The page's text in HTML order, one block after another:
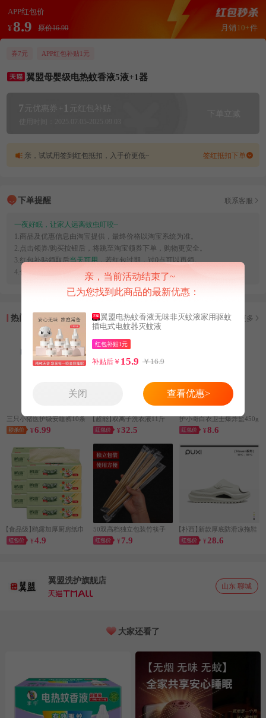
APP红包价
¥ 8.9 原价16.90 月销 10+件
券7元 APP红包补贴1元
翼盟母婴级电热蚊香液5液+1器
7 元优惠券 + 1 元红包补贴
亲，试试用签到红包抵扣，入手价更低~ 签红抵扣下单
下单提醒 联系客服
一夜好眠，让家人远离蚊虫叮咬~
1.商品及优惠信息由淘宝提供，最终价格以淘宝系统为准。
2.点击领券/购买按钮后，将跳至淘宝领券下单，购物更安全。
3.红包补贴领取后当天可用，若红包过期，过0点可以再领。
4.优惠券和红包补贴可以多领啦，查看多领/多拍方法>>
热门推荐 查看更多
三只小猪医护级安睡裤10条
¥6.99
【超能】双离子洗衣液11斤
¥32.5
护小哥白衣卫士爆炸盐450g
¥8.6
【食品级】鸥露加厚厨房纸巾
60抽×3包
¥4.9
50双高档独立包装竹筷子
¥ 7.9
【朴西】新款厚底防滑凉拖鞋
¥ 28.6
翼盟洗护旗舰店
山东 聊城
大家还看了
亲，当前活动结束了~
已为您找到此商品的最新优惠：
翼盟电热蚊香液无味非灭蚊液家用驱蚊
插电式电蚊器灭蚊液
红包补贴1元
补贴后￥ 15.9 ￥16.9
关闭 查看优惠>